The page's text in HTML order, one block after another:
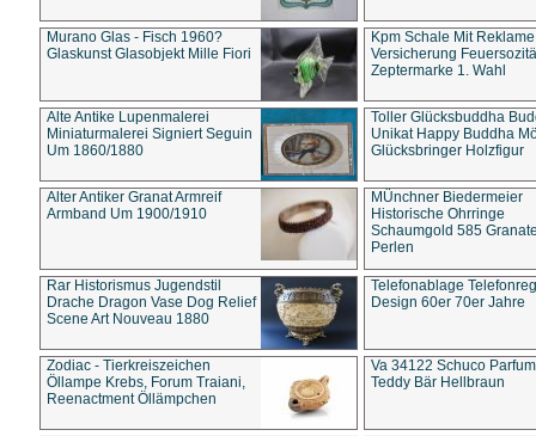
Murano Glas - Fisch 1960?
Glaskunst Glasobjekt Mille Fiori
Kpm Schale Mit Reklame
Versicherung
Zeptermarke 1. Wahl
Alte Antike Lupenmalerei
Miniaturmalerei Signiert Seguin
Um 1860/1880
Toller Glücksbuddha
Unikat Happy Buddha
Glücksbringer Holzfigur
Alter Antiker Granat Armreif
Armband Um 1900/1910
MÜnchner Biedermeier
Historische Ohrringe
Schaumgold 585
Perlen
Rar Historismus Jugendstil
Drache Dragon Vase Dog Relief
Scene Art Nouveau 1880
Telefonablage
Design 60er 70er Jahre
Zodiac - Tierkreiszeichen
Öllampe Krebs, Forum Traiani,
Reenactment Öllämpchen
Va 34122 Schuco
Teddy Bär Hellbraun